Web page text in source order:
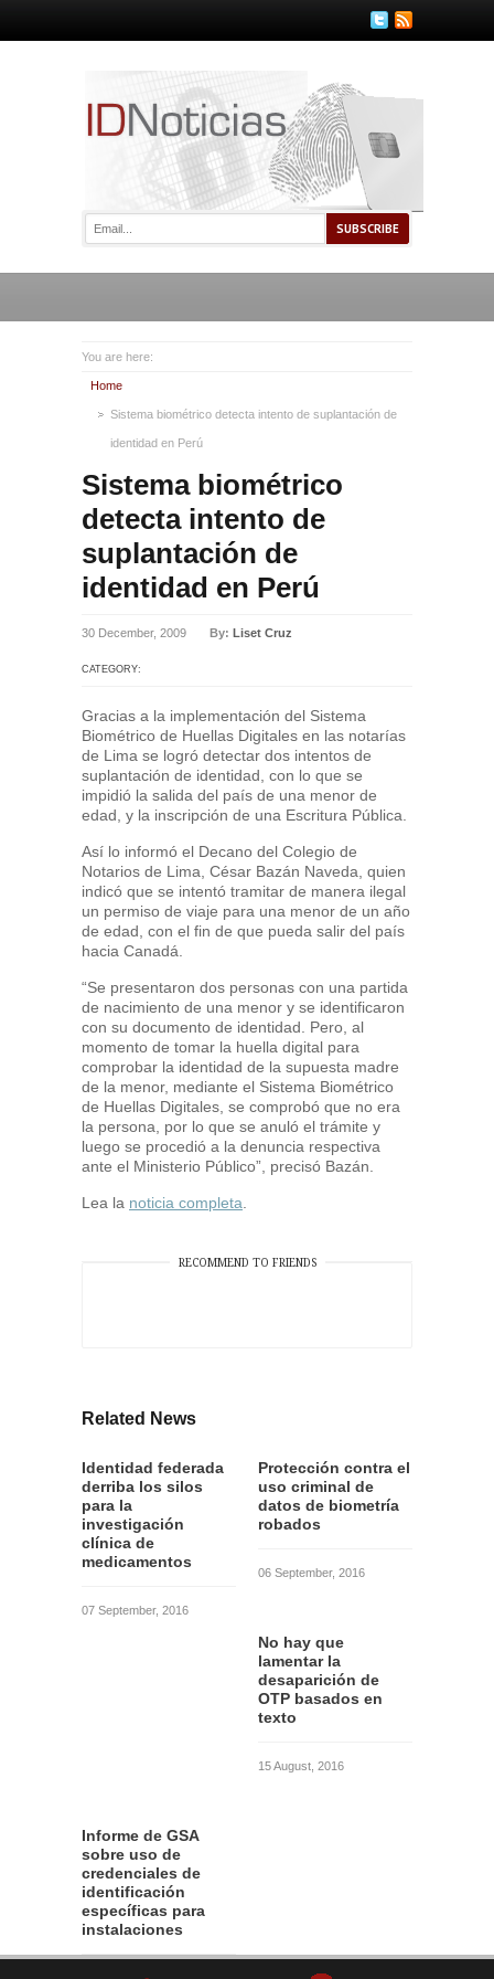
You are here:
Home
Sistema biométrico detecta intento de suplantación de
identidad en Perú
Sistema biométrico
detecta intento de
suplantación de
identidad en Perú
30 December, 2009 By: Liset Cruz
CATEGORY:
Gracias a la implementación del Sistema
Biométrico de Huellas Digitales en las notarías
de Lima se logró detectar dos intentos de
suplantación de identidad, con lo que se
impidió la salida del país de una menor de
edad, y la inscripción de una Escritura Pública.
Así lo informó el Decano del Colegio de
Notarios de Lima, César Bazán Naveda, quien
indicó que se intentó tramitar de manera ilegal
un permiso de viaje para una menor de un año
de edad, con el fin de que pueda salir del país
hacia Canadá.
“Se presentaron dos personas con una partida
de nacimiento de una menor y se identificaron
con su documento de identidad. Pero, al
momento de tomar la huella digital para
comprobar la identidad de la supuesta madre
de la menor, mediante el Sistema Biométrico
de Huellas Digitales, se comprobó que no era
la persona, por lo que se anuló el trámite y
luego se procedió a la denuncia respectiva
ante el Ministerio Público”, precisó Bazán.
Lea la noticia completa
RECOMMEND TO FRIENDS
Related News
Identidad federada
derriba los silos
para la
investigación
clínica de
medicamentos
07 September, 2016
Protección contra el
uso criminal de
datos de biometría
robados
06 September, 2016
No hay que
lamentar la
desaparición de
OTP basados en
texto
15 August, 2016
Informe de GSA
sobre uso de
credenciales de
identificación
específicas para
instalaciones